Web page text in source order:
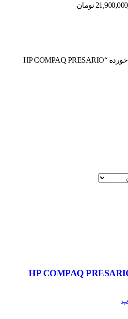
21,900,000 تومان
محصولات برچسب خورده “HP COMPAQ PRESARIO